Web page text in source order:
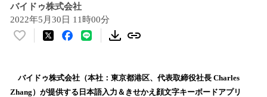
バイドゥ株式会社
2022年5月30日 11時00分
い
！
数
バイドゥ株式会社（本社：東京都港区、代表取締役社長 Charles
Zhang）が提供する日本語入力＆きせかえ顔文字キーボードアプリ